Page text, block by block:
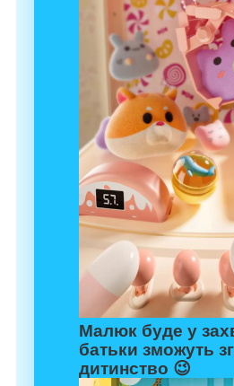
Малюк буде у
батьки зможуть
дитинство 😉